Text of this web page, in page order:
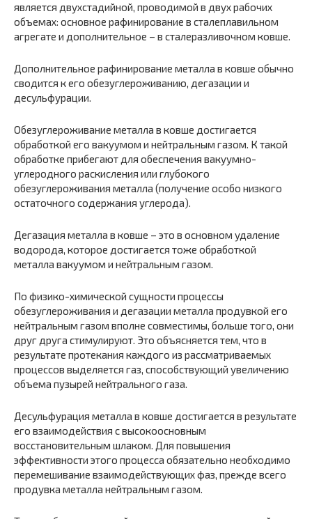
является двухстадийной, проводимой в двух рабочих
объемах: основное рафинирование в сталеплавильном
агрегате и дополнительное – в сталеразливочном ковше.
Дополнительное рафинирование металла в ковше обычно
сводится к его обезуглероживанию, дегазации и
десульфурации.
Обезуглероживание металла в ковше достигается
обработкой его вакуумом и нейтральным газом. К такой
обработке прибегают для обеспечения вакуумно-
углеродного раскисления или глубокого
обезуглероживания металла (получение особо низкого
остаточного содержания углерода).
Дегазация металла в ковше – это в основном удаление
водорода, которое достигается тоже обработкой
металла вакуумом и нейтральным газом.
По физико-химической сущности процессы
обезуглероживания и дегазации металла продувкой его
нейтральным газом вполне совместимы, больше того, они
друг друга стимулируют. Это объясняется тем, что в
результате протекания каждого из рассматриваемых
процессов выделяется газ, способствующий увеличению
объема пузырей нейтрального газа.
Десульфурация металла в ковше достигается в результате
его взаимодействия с высокоосновным
восстановительным шлаком. Для повышения
эффективности этого процесса обязательно необходимо
перемешивание взаимодействующих фаз, прежде всего
продувка металла нейтральным газом.